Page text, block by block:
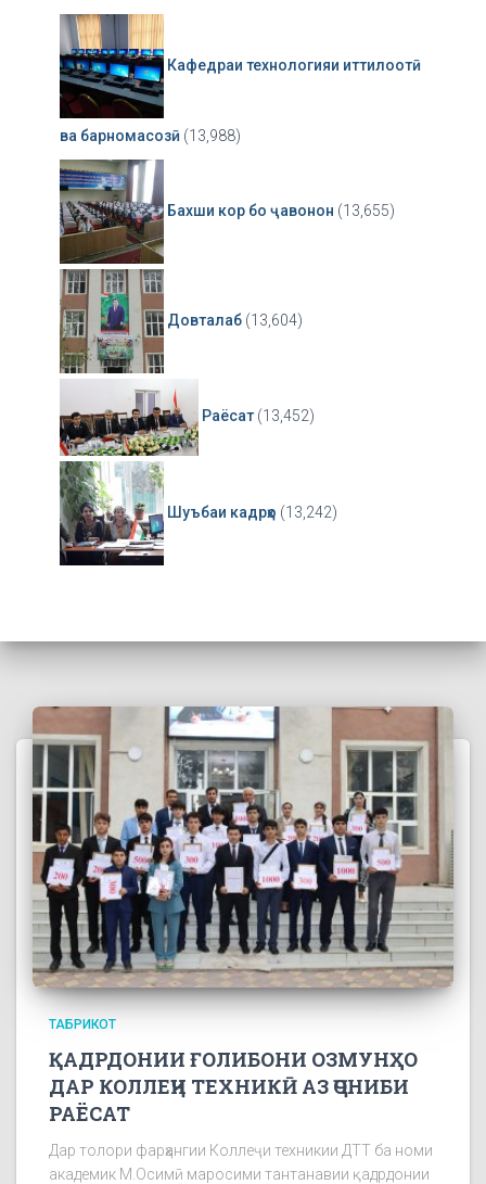
Кафедраи технологияи иттилоотӣ
ва барномасозӣ (13,988)
Бахши кор бо ҷавонон (13,655)
Довталаб (13,604)
Раёсат (13,452)
Шуъбаи кадрҳо (13,242)
ТАБРИКОТ
ҚАДРДОНИИ ҒОЛИБОНИ ОЗМУНҲО
ДАР КОЛЛЕҶИ ТЕХНИКӢ АЗ ҶОНИБИ
РАЁСАТ
Дар толори фарҳангии Коллеҷи техникии ДТТ ба номи
академик М.Осимӣ маросими тантанавии қадрдонии